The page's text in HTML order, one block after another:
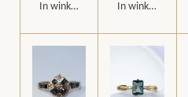
In winkelwagen In winkelwagen